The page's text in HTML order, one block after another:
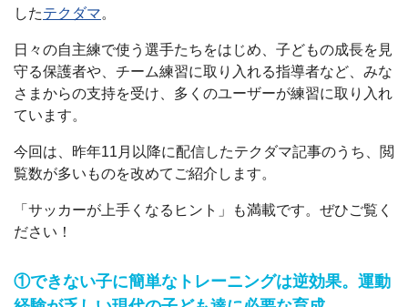
したテクダマ。
日々の自主練で使う選手たちをはじめ、子どもの成長を見
守る保護者や、チーム練習に取り入れる指導者など、みな
さまからの支持を受け、多くのユーザーが練習に取り入れ
ています。
今回は、昨年11月以降に配信したテクダマ記事のうち、閲
覧数が多い ものを改めてご紹介します。
「サッカーが上手くなるヒント」も満載です。ぜひご覧く
ださい！
①できない子に簡単なトレーニングは逆効果。運動